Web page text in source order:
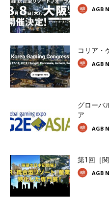
AGB
コリア・
AGB
グローバ
ア
AGB
第1回［
AGB